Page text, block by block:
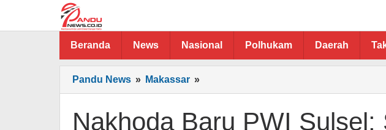
Beranda News Nasional Polhukam Daerah
Pandu News » Makassar »
Baru
Sulsel:
Nakhoda Baru PWI Sulsel: